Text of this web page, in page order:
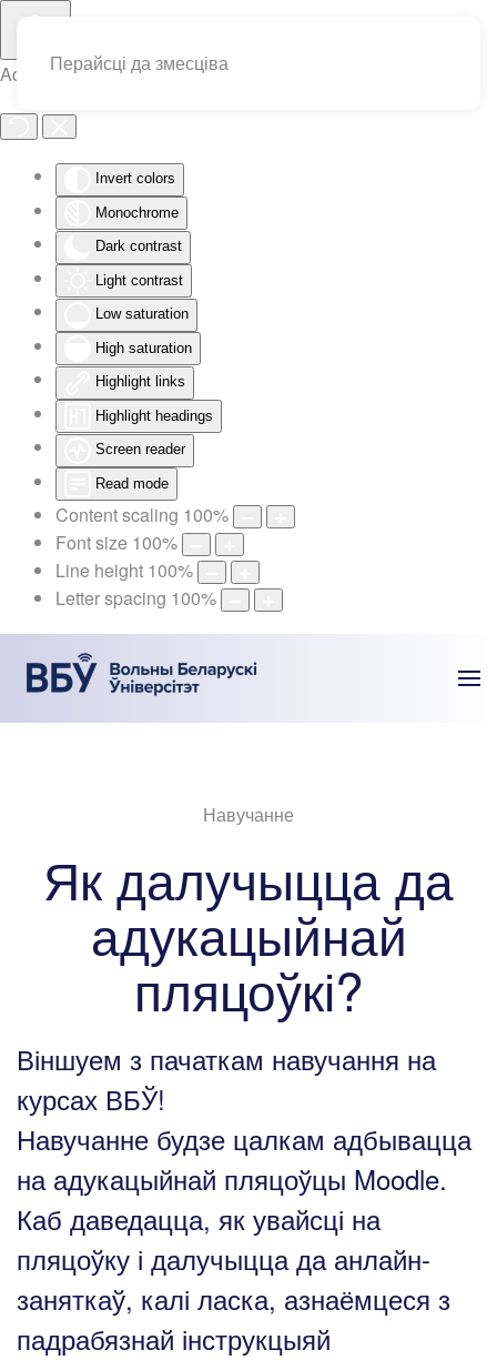
Accessibility Tools
Invert colors
Monochrome
Dark contrast
Light contrast
Low saturation
High saturation
Highlight links
Highlight headings
Screen reader
Read mode
Content scaling 100%
Font size 100%
Line height 100%
Letter spacing 100%
Перайсці да змесціва
Навучанне
Як далучыцца да
адукацыйнай
пляцоўкі?
Віншуем з пачаткам навучання на
курсах ВБЎ!
Навучанне будзе цалкам адбывацца
на адукацыйнай пляцоўцы Moodle.
Каб даведацца, як увайсці на
пляцоўку і далучыцца да анлайн-
заняткаў, калі ласка, азнаёмцеся з
падрабязнай інструкцыяй